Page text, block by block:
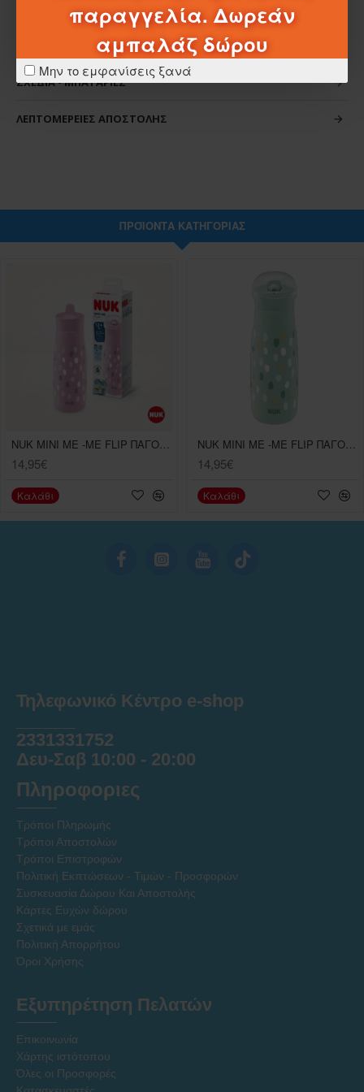
παραγγελία. Δωρεάν
αμπαλάζ δώρου
Μην το εμφανίσεις ξανά
ΧΑΡΑΚΤΗΡΙΣΤΙΚΆ
ΣΧΈΔΙΑ - ΜΠΑΤΑΡΊΕΣ
ΛΕΠΤΟΜΈΡΕΙΕΣ ΑΠΟΣΤΟΛΉΣ
ΠΡΟΪΌΝΤΑ ΚΑΤΗΓΟΡΊΑΣ
NUK MINI ME -ME FLIP ΠΑΓΟΥΡΑΚΙ ΜΕ ΡΥΓΧΟΣ ΜΩΒ ΠΟΥΑ (12m+) 450ml
14,95€
Καλάθι
NUK MINI ME -ME FLIP ΠΑΓΟΥΡΑΚΙ ΜΕ ΡΥΓΧΟΣ ΠΡΑΣΙΝΟ ΠΟΥΑ (12m+) 450ml
14,95€
Καλάθι
Τηλεφωνικό Κέντρο e-shop
2331331752
Δευ-Σαβ 10:00 - 20:00
Πληροφοριες
Τρόποι Πληρωμής
Τρόποι Αποστολών
Τρόποι Επιστροφών
Πολιτική Εκπτώσεων - Τιμών - Προσφορών
Συσκευασία Δώρου Και Αποστολής
Κάρτες Ευχών δώρου
Σχετικά με εμάς
Πολιτική Απορρήτου
Όροι Χρήσης
Εξυπηρέτηση Πελατών
Επικοινωνία
Χάρτης ιστότοπου
Όλες οι Προσφορές